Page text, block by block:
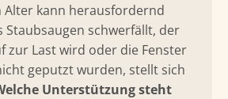
Alter kann herausfordernd
Staubsaugen schwerfällt, der
zur Last wird oder die Fenster
geputzt wurden, stellt sich
Unterstützung steht